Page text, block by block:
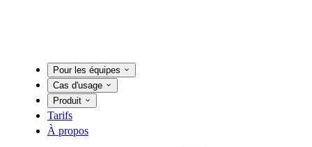
Pour les équipes
Cas d'usage
Produit
Tarifs
À propos